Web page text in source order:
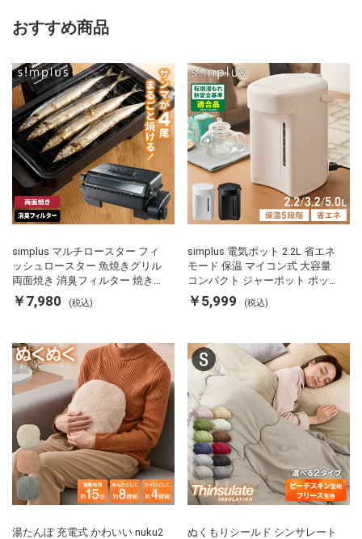
おすすめ商品
simplus マルチロースター フィ
ッシュロースター 魚焼きグリル
両面焼き 消臭フィルター 焼き魚
両面ヒーター タイマー付き SP-
FRS01 マットブラック シンプラ
￥7,980 (税込)
simplus 電気ポット 2.2L 省エネ
モード 保温 マイコン式 大容量
コンパクト ジャーポット ポット
カルキ抜き 空焚き防止 温度調節
軽量 SP-PD22 シンプラス
￥5,999 (税込)
湯たんぽ 充電式 かわいい nuku2
ぬくもりシールド シンサレート